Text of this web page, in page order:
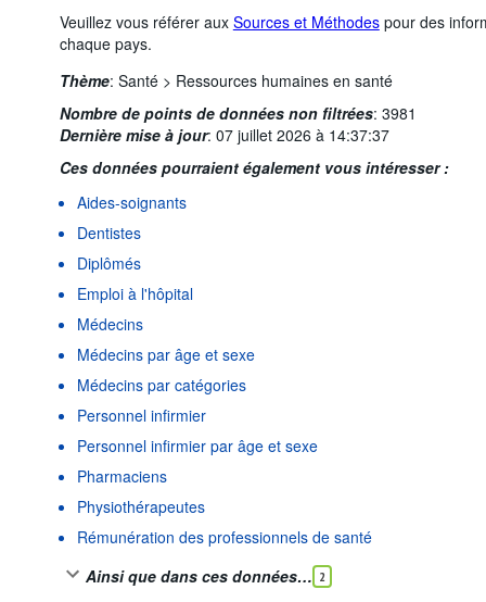
Veuillez vous référer aux Sources et Méthodespour des
chaque pays.
Thème: Santé > Ressources humaines en santé
Nombre de points de données non filtrées: 3981
Dernière mise à jour: 07 juillet 2026 à 14:37:37
Ces données pourraient également vous intéresser :
Aides-soignants
Dentistes
Diplômés
Emploi à l'hôpital
Médecins
Médecins par âge et sexe
Médecins par catégories
Personnel infirmier
Personnel infirmier par âge et sexe
Pharmaciens
Physiothérapeutes
Rémunération des professionnels de santé
Ainsi que dans ces données… 2